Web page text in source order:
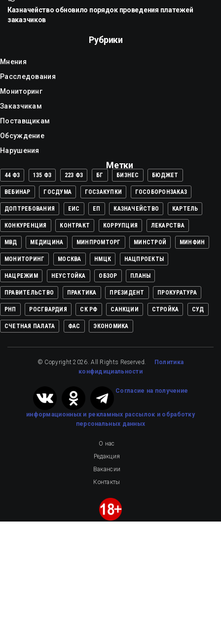
Казначейство обновило порядок проведения платежей
заказчиков
Рубрики
Мнения
Расследования
Мониторинг
Заказчикам
Поставщикам
Обсуждение
Нарушения
Метки
44 ФЗ 135 ФЗ 223 ФЗ БГ БИЗНЕС БЮДЖЕТ
ВЕБИНАР ГОСДУМА ГОСЗАКУПКИ ГОСОБОРОНЗАКАЗ
ДОПТРЕБОВАНИЯ ЕИС ЕП КАЗНАЧЕЙСТВО КАРТЕЛЬ
КОНКУРЕНЦИЯ КОНТРАКТ КОРРУПЦИЯ ЛЕКАРСТВА
МВД МЕДИЦИНА МИНПРОМТОРГ МИНСТРОЙ МИНФИН
МОНИТОРИНГ МОСКВА НМЦК НАЦПРОЕКТЫ
НАЦРЕЖИМ НЕУСТОЙКА ОБЗОР ПЛАНЫ
ПРАВИТЕЛЬСТВО ПРАКТИКА ПРЕЗИДЕНТ ПРОКУРАТУРА
РНП РОСГВАРДИЯ СК РФ САНКЦИИ СТРОЙКА СУД
СЧЕТНАЯ ПАЛАТА ФАС ЭКОНОМИКА
© Copyright 2026. All Rights Reserved. Политика
конфидициальности
Cогласие на получение
информационных и рекламных рассылок и обработку
персональных данных
О нас
Редакция
Вакансии
Контакты